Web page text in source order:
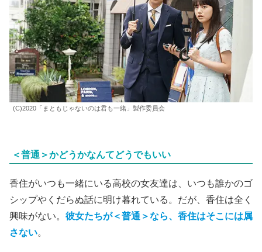
(C)2020「まともじゃないのは君も一緒」製作委員会
＜普通＞かどうかなんてどうでもいい
香住がいつも一緒にいる高校の女友達は、いつも誰かのゴ
シップやくだらぬ話に明け暮れている。だが、香住は全く
興味がない。 彼女たちが＜普通＞なら、香住はそこには属
さない。